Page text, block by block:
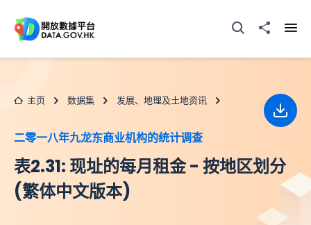
打开搜寻器分享至
主页 数据集 发展、地理及土地资讯
二零一八年九龙东商业机构的统计调查
表2.31: 现址的每月租金 - 按地区划分
(繁体中文版本)
下载